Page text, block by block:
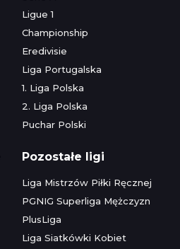
Ligue 1
Championship
Eredivisie
Liga Portugalska
1. Liga Polska
2. Liga Polska
Puchar Polski
Pozostałe ligi
Liga Mistrzów Piłki Ręcznej
PGNIG Superliga Mężczyzn
PlusLiga
Liga Siatkówki Kobiet